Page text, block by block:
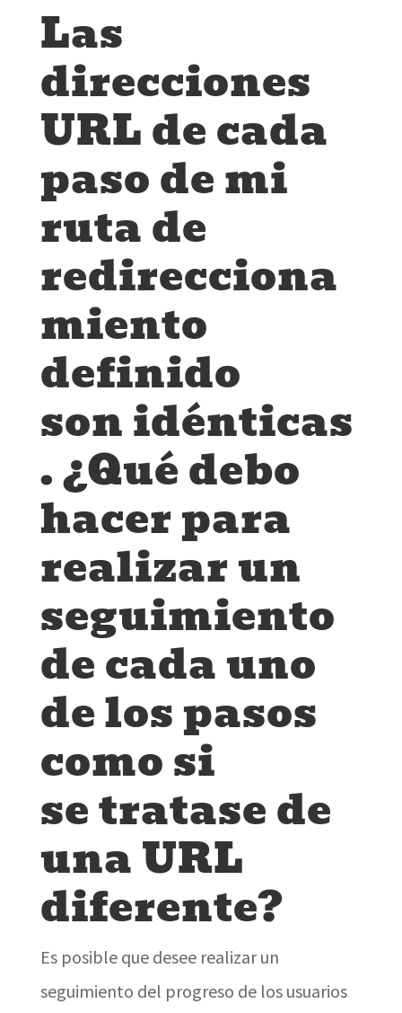
Las
direcciones
URL de cada
paso de mi
ruta de
redirecciona
miento
definido
son idénticas
. ¿Qué debo
hacer para
realizar un
seguimiento
de cada uno
de los pasos
como si
se tratase de
una URL
diferente?
Es posible que desee realizar un
seguimiento del progreso de los usuarios